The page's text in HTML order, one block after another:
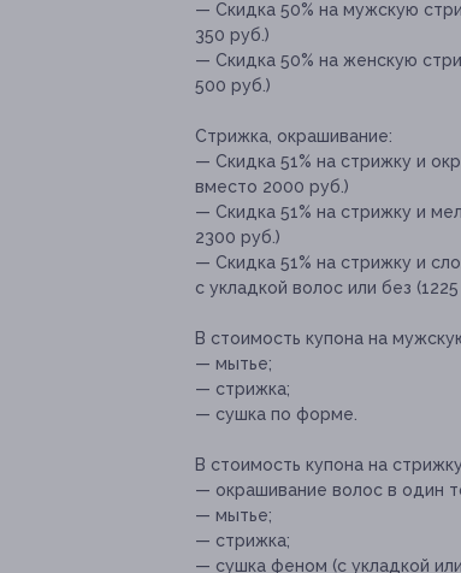
— Скидка 50% на мужскую
350 руб.)
— Скидка 50% на женскую
500 руб.)
Стрижка, окрашивание:
— Скидка 51% на стрижку и
вместо 2000 руб.)
— Скидка 51% на стрижку и
2300 руб.)
— Скидка 51% на стрижку и
с укладкой волос или без
В стоимость купона на
— мытье;
— стрижка;
— сушка по форме.
В стоимость купона на
— окрашивание волос в один
— мытье;
— стрижка;
— сушка феном (с укладкой